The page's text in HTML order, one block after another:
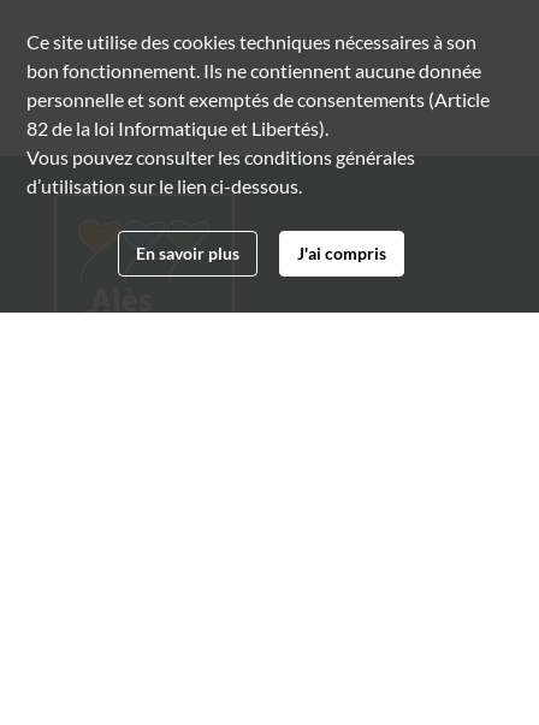
Ce site utilise descookiestechniques nécessaires à son
bon fonctionnement. Ils ne contiennent aucune donnée
personnelle et sont exemptés de consentements (Article
82 de la loi Informatique et Libertés).
Vous pouvez consulter les conditions générales
d’utilisation sur le lien ci-dessous.
En savoir plus J'ai compris